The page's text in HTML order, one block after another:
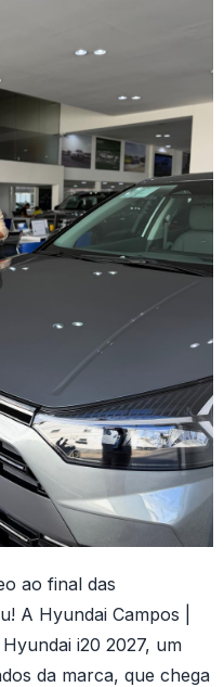
ao final das
A Hyundai Campos |
i20 2027, um
da marca, que chega